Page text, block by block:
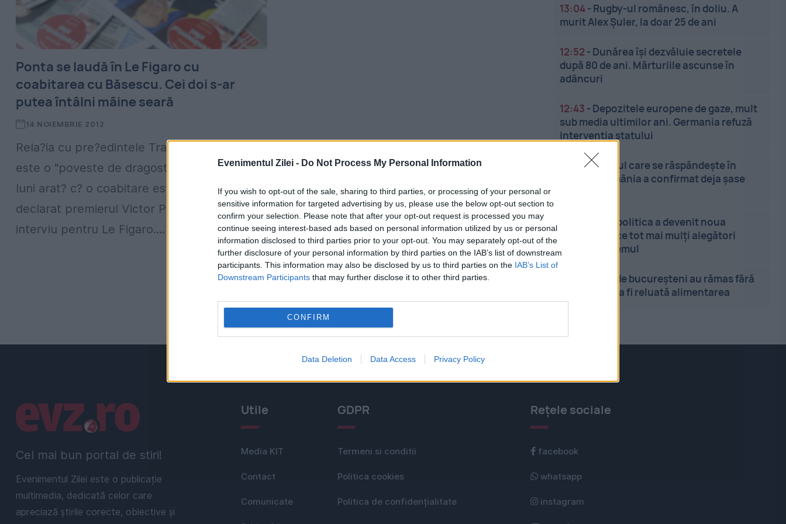
Evenimentul Zilei - Do Not Process My Personal Information
If you wish to opt-out of the sale, sharing to third parties, or processing of your personal or
sensitive information for targeted advertising by us, please use the below opt-out section to
confirm your selection. Please note that after your opt-out request is processed you may
continue seeing interest-based ads based on personal information utilized by us or personal
information disclosed to third parties prior to your opt-out. You may separately opt-out of the
further disclosure of your personal information by third parties on the IAB’s list of downstream
participants. This information may also be disclosed by us to third parties on the IAB’s List of
Downstream Participants that may further disclose it to other third parties.
CONFIRM
Data Deletion Data Access Privacy Policy
Ponta se laudă în Le Figaro cu
coabitarea cu Băsescu. Cei doi s-ar
putea întâlni mâine seară
14 NOIEMBRIE 2012
Rela?ia cu pre?edintele Traian B?sescu nu
este o "poveste de dragoste", dar ultimele
luni arat? c? o coabitare este posibil?, a
declarat premierul Victor Ponta într-un
interviu pentru Le Figaro....
« 2
13:04- Rugby-ul românesc, în doliu. A
murit Alex Șuler, la doar 25 de ani
12:52 - Dunărea își dezvăluie secretele
după 80 de ani. Mărturiile ascunse în
adâncuri
12:43 - Depozitele europene de gaze, mult
sub media ultimilor ani. Germania refuză
intervenția statului
12:32-Virusul care se răspândește în
Europa. România a confirmat deja șase
Anti-politica a devenit noua
politică. De ce tot mai mulți alegători
resping sistemul
Sute de bucureșteni au rămas fără
gaze. Când va fi reluată alimentarea
Cel mai bun portal de stiri!
Evenimentul Zilei este o publicație
multimedia, dedicată celor care
apreciază știrile corecte, obiective și
Linkuri utile Utile
Media KIT
Contact
Comunicate
GDPR
Termeni si conditii
Politica cookies
Politica de confidențialitate
Rețele sociale
facebook
whatsapp
instagram